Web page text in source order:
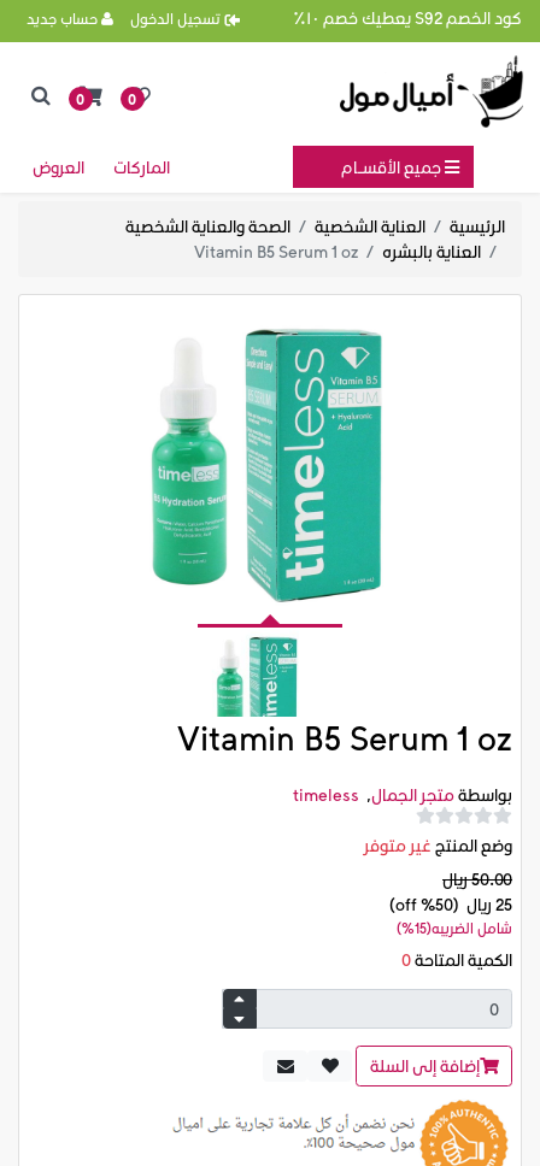
كود الخصم S92 يعطيك خصم ١٠٪ تسجيل الدخول حساب جديد
0
0
جميع الأقســام الماركات العروض
الرئيسية العناية الشخصية
الصحة والعناية الشخصية
العناية بالبشره
Vitamin B5 Serum 1 oz
Vitamin B5 Serum 1 oz
بواسطةمتجر الجمال,
timeless
وضع المنتج غير متوفر
50.00 ريال
25 ريال
(50% off)
شامل الضريبه(15%)
الكمية المتاحة0
إضافة إلى السلة